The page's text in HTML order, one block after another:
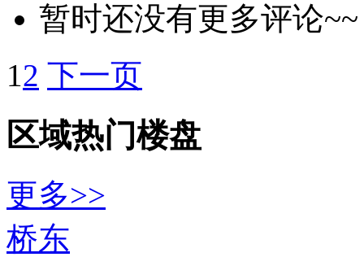
暂时还没有更多评论~~
12 下一页
区域热门楼盘
更多>>
桥东